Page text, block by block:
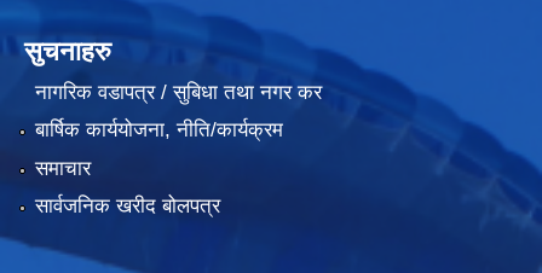
सुचनाहरु
नागरिक वडापत्र / सुबिधा तथा नगर कर
बार्षिक कार्ययोजना, नीति/कार्यक्रम
समाचार
सार्वजनिक खरीद बोलपत्र